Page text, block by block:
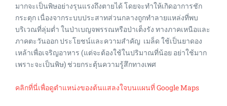
มากจะเป็นพิษอย่างรุนแรงถึงตายได้ โดยจะทำให้เกิดอาการชัก
กระตุก เนื่องจากระบบประสาทส่วนกลางถูกทำลายแหล่งที่พบ
บริเวณที่ลุ่มต่ำ ในป่าเบญจพรรณหรือป่าเต็งรัง ทางภาคเหนือและ
ภาคตะวันออก ประโยชน์และความสำคัญ เมล็ด ใช้เป็นยาดอง
เหล้าเพื่อเจริญอาหาร (แต่จะต้องใช้ในปริมาณที่น้อย อย่าใช้มาก
เพราะจะเป็นพิษ) ช่วยกระตุ้นความรู้สึกทางเพศ
คลิกที่นี่เพื่อดูตำแหน่งของต้นแสลงใจบนแผนที่ Google Maps